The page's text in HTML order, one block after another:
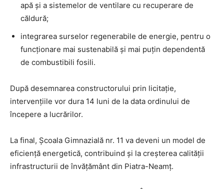
apă și a sistemelor de ventilare cu recuperare de
căldură;
integrarea surselor regenerabile de energie, pentru o
funcționare mai sustenabilă și mai puțin dependentă
de combustibili fosili.
După desemnarea constructorului prin licitație,
intervențiile vor dura 14 luni de la data ordinului de
începere a lucrărilor.
La final, Școala Gimnazială nr. 11 va deveni un model de
eficiență energetică, contribuind și la creșterea calității
infrastructurii de învățământ din Piatra-Neamț.